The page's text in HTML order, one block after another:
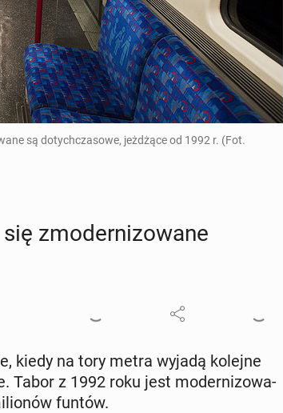
są dotychczasowe, jeżdżące od 1992 r. (Fot.
zmo­der­ni­zo­wa­ne
kiedy na tory metra wyjadą kolejne
Tabor z 1992 roku jest mo­der­ni­zo­wa­
funtów.